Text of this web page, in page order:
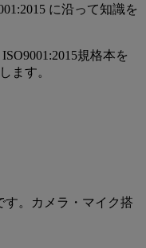
に沿って知識を
規格本を
ます。
。カメラ・マイク搭